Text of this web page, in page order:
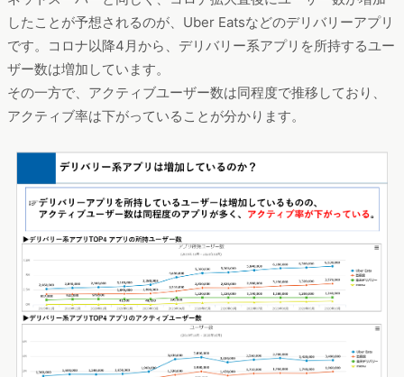
したことが予想されるのが、Uber Eatsなどのデリバリーアプリ
です。コロナ以降4月から、デリバリー系アプリを所持するユー
ザー数は増加しています。
その一方で、アクティブユーザー数は同程度で推移しており、
アクティブ率は下がっていることが分かります。